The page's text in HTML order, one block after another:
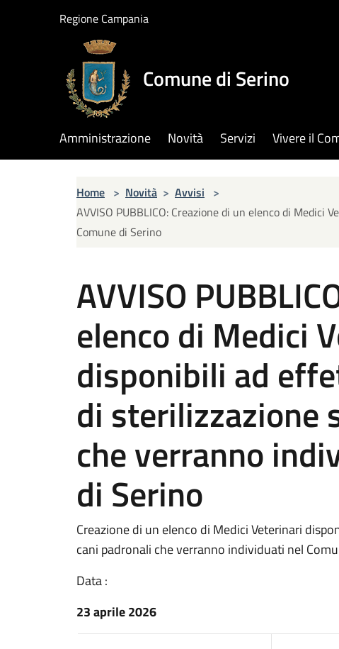
Regione Campania
Comune di Serino
Amministrazione Novità Servizi Vivere il
Home > Novità > Avvisi >
AVVISO PUBBLICO: Creazione di un elenco di
Comune di Serino
AVVISO
elenco di Medici
disponibili ad
di sterilizzazione
che verranno
di Serino
Creazione di un elenco di Medici Veterinari
cani padronali che verranno individuati nel
Data :
23 aprile 2026